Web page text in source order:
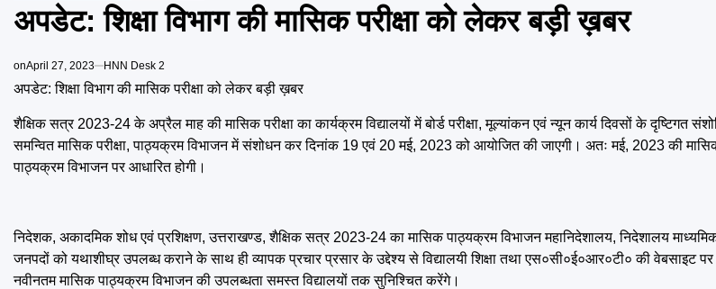
अपडेट: शिक्षा विभाग की मासिक परीक्षा को लेकर बड़ी ख़बर
onApril 27, 2023 HNN Desk 2
अपडेट: शिक्षा विभाग की मासिक परीक्षा को लेकर बड़ी ख़बर
शैक्षिक सत्र 2023-24 के अप्रैल माह की मासिक परीक्षा का कार्यक्रम विद्यालयों में बोर्ड परीक्षा, मूल्यांकन एवं न्यून कार्य दिवसों के दृष्टिगत
समन्वित मासिक परीक्षा, पाठ्यक्रम विभाजन में संशोधन कर दिनांक 19 एवं 20 मई, 2023 को आयोजित की जाएगी। अतः मई, 2023 की
पाठ्यक्रम विभाजन पर आधारित होगी।
निदेशक, अकादमिक शोध एवं प्रशिक्षण, उत्तराखण्ड, शैक्षिक सत्र 2023-24 का मासिक पाठ्यक्रम विभाजन महानिदेशालय, निदेशालय माध्यमिक
जनपदों को यथाशीघ्र उपलब्ध कराने के साथ ही व्यापक प्रचार प्रसार के उद्देश्य से विद्यालयी शिक्षा तथा एस०सी०ई०आर०टी० की वेबसाइट
नवीनतम मासिक पाठ्यक्रम विभाजन की उपलब्धता समस्त विद्यालयों तक सुनिश्चित करेंगे।